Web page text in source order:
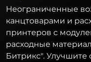
Неограниченные
канцтоварами и
принтеров с
расходные
Битрикс". Улучшите